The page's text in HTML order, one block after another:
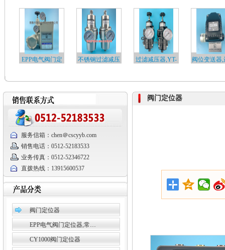
EPP电气阀门定
不锈钢过滤减压
过滤减压器,YT-
阀位变送器,
服务信箱：chen＠cscyyb.com
销售电话：0512-52183533
业务传真：0512-52346722
直拨热线：13915600537
阀门定位器
EPP电气阀门定位器,常…
CY1000阀门定位器
阀门定位器